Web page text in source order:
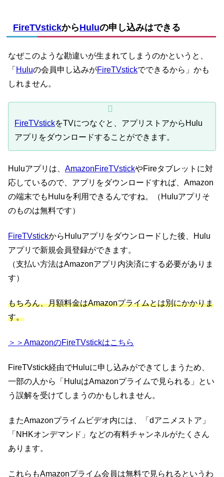
FireTVstickからHuluの申し込みはできる
なぜこのような勘違いが生まれてしまうのかというと、
「 Huluの会員申し込みがFireTVstickでできるから」かも
しれません。
FireTVstickをTVにつなぐと、アプリストアからHulu
アプリをダウンロードすることができます。
Huluアプリは、 AmazonFireTVstickやFireタブレットに対
応しているので、アプリをダウンロードすれば、Amazon
の端末でもHuluを利用できるんですね。（Huluアプリそ
のものは無料です）
FireTVstickからHuluアプリをダウンロードした後、Hulu
アプリで新規会員登録ができます。
（支払い方法はAmazonアプリ内決済にする必要がありま
す）
もちろん、月額料金はAmazonプライムとは別にかかりま
す。
＞＞AmazonのFireTVstickはこちら
FireTVstick経由でHuluに申し込みができてしまうため、
一部の人から「HuluはAmazonプライムで見られる」とい
う誤解を受けてしまうのかもしれません。
またAmazonプライムビデオ内には、「dアニメストア」
「NHKオンデマンド」などの有料チャンネルがたくさん
あります。
これらもAmazonプライム会員は無料で見られるというわ